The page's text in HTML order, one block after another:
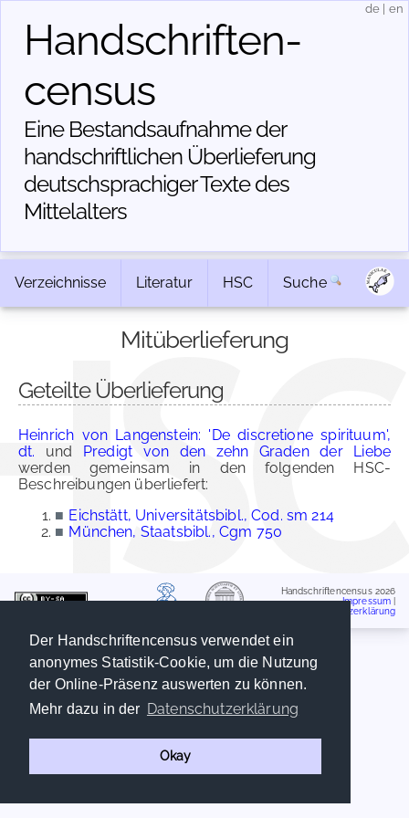
Der Handschriftencensus verwendet ein
anonymes Statistik-Cookie, um die Nutzung
der Online-Präsenz auswerten zu können.
Mehr dazu in der Datenschutzerklärung
Okay
Handschriften­
census
Eine Bestandsaufnahme der
handschriftlichen Über­lieferung
deutschsprachiger Texte des
Mittelalters
de en
Verzeichnisse Literatur HSC Suche
Mitüberlieferung
Geteilte Überlieferung
Heinrich von Langenstein: 'De discretione spirituum',
dt. und Predigt von den zehn Graden der Liebe
werden gemeinsam in den folgenden HSC-
Beschreibungen überliefert:
■ Eichstätt, Universitätsbibl., Cod. sm 214
■ München, Staatsbibl., Cgm 750
Handschriftencensus 2026
Impressum
Datenschutzerklärung